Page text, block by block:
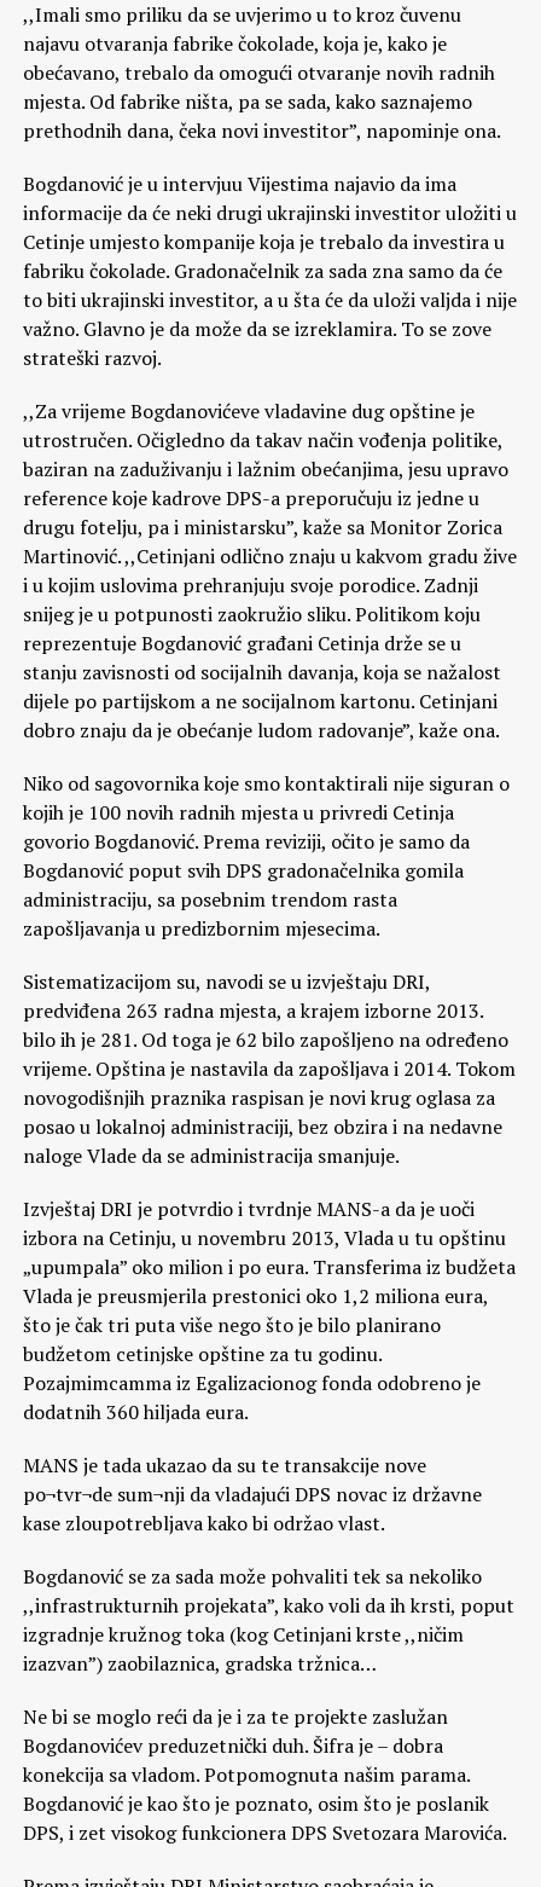
,,Imali smo priliku da se uvjerimo u to kroz čuvenu
najavu otvaranja fabrike čokolade, koja je, kako je
obećavano, trebalo da omogući otvaranje novih radnih
mjesta. Od fabrike ništa, pa se sada, kako saznajemo
prethodnih dana, čeka novi investitor”, napominje ona.
Bogdanović je u intervjuu Vijestima najavio da ima
informacije da će neki drugi ukrajinski investitor uložiti u
Cetinje umjesto kompanije koja je trebalo da investira u
fabriku čokolade. Gradonačelnik za sada zna samo da će
to biti ukrajinski investitor, a u šta će da uloži valjda i nije
važno. Glavno je da može da se izreklamira. To se zove
strateški razvoj.
,,Za vrijeme Bogdanovićeve vladavine dug opštine je
utrostručen. Očigledno da takav način vođenja politike,
baziran na zaduživanju i lažnim obećanjima, jesu upravo
reference koje kadrove DPS-a preporučuju iz jedne u
drugu fotelju, pa i ministarsku”, kaže sa Monitor Zorica
Martinović. ,,Cetinjani odlično znaju u kakvom gradu žive
i u kojim uslovima prehranjuju svoje porodice. Zadnji
snijeg je u potpunosti zaokružio sliku. Politikom koju
reprezentuje Bogdanović građani Cetinja drže se u
stanju zavisnosti od socijalnih davanja, koja se nažalost
dijele po partijskom a ne socijalnom kartonu. Cetinjani
dobro znaju da je obećanje ludom radovanje”, kaže ona.
Niko od sagovornika koje smo kontaktirali nije siguran o
kojih je 100 novih radnih mjesta u privredi Cetinja
govorio Bogdanović. Prema reviziji, očito je samo da
Bogdanović poput svih DPS gradonačelnika gomila
administraciju, sa posebnim trendom rasta
zapošljavanja u predizbornim mjesecima.
Sistematizacijom su, navodi se u izvještaju DRI,
predviđena 263 radna mjesta, a krajem izborne 2013.
bilo ih je 281. Od toga je 62 bilo zapošljeno na određeno
vrijeme. Opština je nastavila da zapošljava i 2014. Tokom
novogodišnjih praznika raspisan je novi krug oglasa za
posao u lokalnoj administraciji, bez obzira i na nedavne
naloge Vlade da se administracija smanjuje.
Izvještaj DRI je potvrdio i tvrdnje MANS-a da je uoči
izbora na Cetinju, u novembru 2013, Vlada u tu opštinu
„upumpala” oko milion i po eura. Transferima iz budžeta
Vlada je preusmjerila prestonici oko 1,2 miliona eura,
što je čak tri puta više nego što je bilo planirano
budžetom cetinjske opštine za tu godinu.
Pozajmimcamma iz Egalizacionog fonda odobreno je
dodatnih 360 hiljada eura.
MANS je tada ukazao da su te transakcije nove
po¬tvr¬de sum¬nji da vladajući DPS novac iz državne
kase zloupotrebljava kako bi održao vlast.
Bogdanović se za sada može pohvaliti tek sa nekoliko
,,infrastrukturnih projekata”, kako voli da ih krsti, poput
izgradnje kružnog toka (kog Cetinjani krste ,,ničim
izazvan”) zaobilaznica, gradska tržnica…
Ne bi se moglo reći da je i za te projekte zaslužan
Bogdanovićev preduzetnički duh. Šifra je – dobra
konekcija sa vladom. Potpomognuta našim parama.
Bogdanović je kao što je poznato, osim što je poslanik
DPS, i zet visokog funkcionera DPS Svetozara Marovića.